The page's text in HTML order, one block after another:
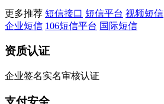
更多推荐 短信接口 短信平台 视频短信
企业短信 106短信平台 国际短信
资质认证
企业签名实名审核认证
支付安全